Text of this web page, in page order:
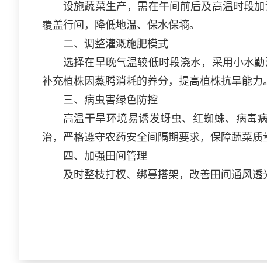
设施蔬菜生产，需在午间前后及高温时段
覆盖行间，降低地温、保水保墒。
二、调整灌溉施肥模式
选择在早晚气温较低时段浇水，采用小水
补充植株因蒸腾消耗的养分，提高植株抗旱能力。
三、病虫害绿色防控
高温干旱环境易诱发蚜虫、红蜘蛛、病毒
治，严格遵守农药安全间隔期要求，保障蔬菜质
四、加强田间管理
及时整枝打杈、绑蔓搭架，改善田间通风